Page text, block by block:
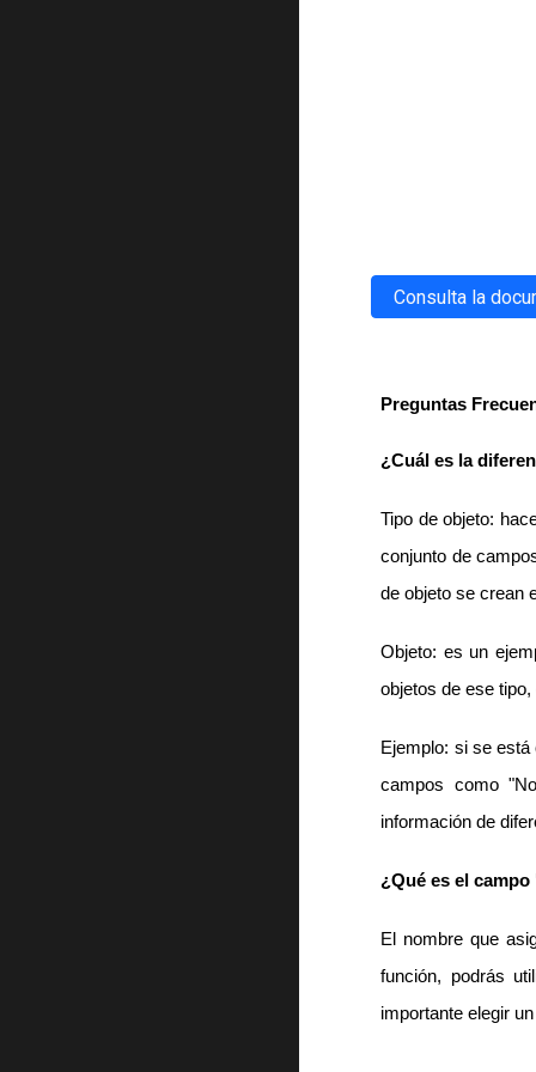
Consulta la
Preguntas
¿Cuál es la
Tipo de objeto:
conjunto de
de objeto se crean
Objeto: es un
objetos de ese
Ejemplo: si se está
campos como
información de
¿Qué es el
El nombre que
función, podrás
importante elegir